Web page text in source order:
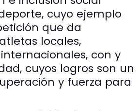
cuyo ejemplo
que da
locales,
con y
cuyos logros son un
y fuerza para